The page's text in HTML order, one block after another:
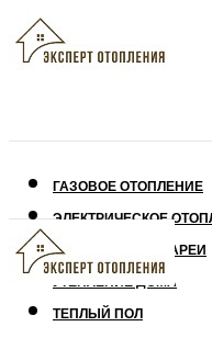
ГАЗОВОЕ ОТОПЛЕНИЕ
ЭЛЕКТРИЧЕСКОЕ
СОЛНЕЧНЫЕ БАТАРЕИ
УТЕПЛЕНИЕ ДОМА
ТЕПЛЫЙ ПОЛ